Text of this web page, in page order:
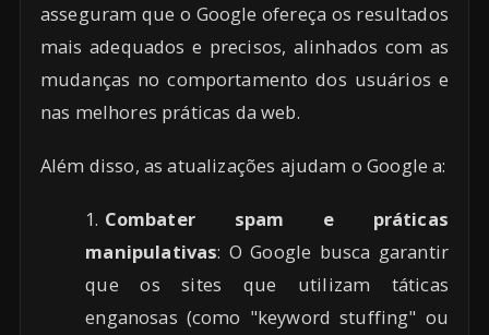
asseguram que o Google ofereça os resultados
mais adequados e precisos, alinhados com as
mudanças no comportamento dos usuários e
nas melhores práticas da web.
Além disso, as atualizações ajudam o Google a:
Combater spam e práticas
manipulativas: O Google busca garantir
que os sites que utilizam táticas
enganosas (como "keyword stuffing" ou